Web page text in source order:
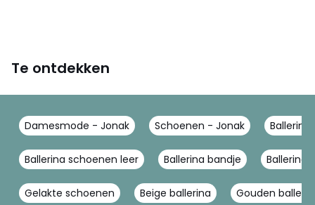
Te ontdekken
Damesmode - Jonak Schoenen - Jonak
Ballerina schoenen leer Ballerina bandje Ballerina
Gelakte schoenen Beige ballerina Gouden